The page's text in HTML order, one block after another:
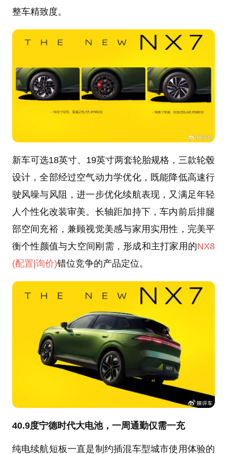
整车精致度。
新车可选18英寸、19英寸两套轮胎规格，三款轮毂
设计，全部经过空气动力学优化，既能降低高速行
驶风噪与风阻，进一步优化续航表现，又满足年轻
人个性化改装审美。长轴距加持下，车内前后排腿
部空间充裕，兼顾视觉美感与家用实用性，完美平
衡个性颜值与大空间刚需，形成和主打家用的NX8
(配置|询价)错位竞争的产品定位。
40.9度宁德时代大电池，一周通勤仅需一充
纯电续航短板一直是制约插混车型城市使用体验的